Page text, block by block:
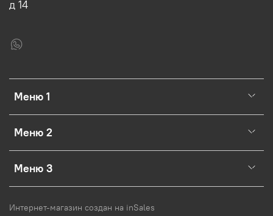
Меню 1
Меню 2
Меню 3
д 14
Интернет-магазин создан на inSales